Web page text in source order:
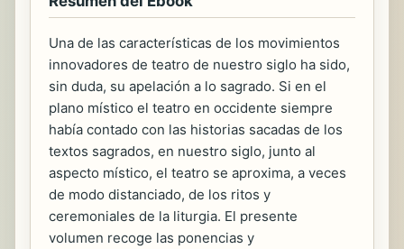
Una de las características de los movimientos
innovadores de teatro de nuestro siglo ha sido,
sin duda, su apelación a lo sagrado. Si en el
plano místico el teatro en occidente siempre
había contado con las historias sacadas de los
textos sagrados, en nuestro siglo, junto al
aspecto místico, el teatro se aproxima, a veces
de modo distanciado, de los ritos y
ceremoniales de la liturgia. El presente
volumen recoge las ponencias y